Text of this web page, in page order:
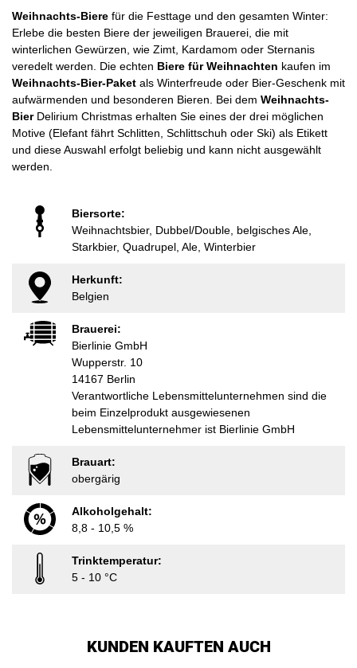
Weihnachts-Biere für die Festtage und den gesamten Winter:
Erlebe die besten Biere der jeweiligen Brauerei, die mit
winterlichen Gewürzen, wie Zimt, Kardamom oder Sternanis
veredelt werden. Die echten Biere für Weihnachten kaufen im
Weihnachts-Bier-Paket als Winterfreude oder Bier-Geschenk mit
aufwärmenden und besonderen Bieren. Bei dem Weihnachts-
BierDelirium Christmas erhalten Sie eines der drei möglichen
Motive (Elefant fährt Schlitten, Schlittschuh oder Ski) als Etikett
und diese Auswahl erfolgt beliebig und kann nicht ausgewählt
werden.
Biersorte:
Weihnachtsbier, Dubbel/Double, belgisches Ale,
Starkbier, Quadrupel, Ale, Winterbier
Herkunft:
Belgien
Brauerei:
Bierlinie GmbH
Wupperstr. 10
14167 Berlin
Verantwortliche Lebensmittelunternehmen sind die
beim Einzelprodukt ausgewiesenen
Lebensmittelunternehmer ist Bierlinie GmbH
Brauart:
obergärig
Alkoholgehalt:
8,8 - 10,5 %
Trinktemperatur:
5 - 10 °C
KUNDEN KAUFTEN AUCH